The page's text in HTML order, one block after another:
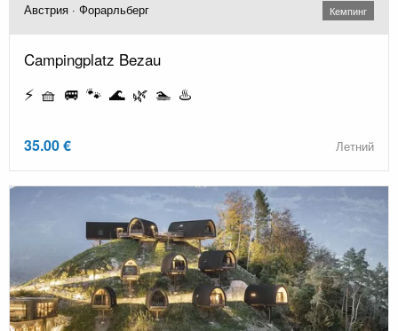
Австрия · Форарльберг Кемпинг
Campingplatz Bezau
⚡ 🧺 🚐 🐾 🌊 🌿 🏊 ♨️
35.00 € Летний